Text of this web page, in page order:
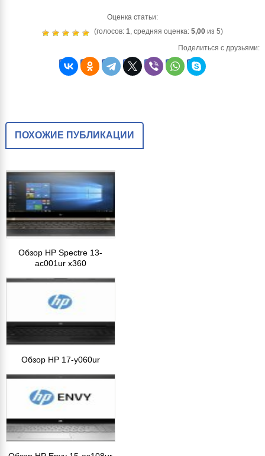
Оценка статьи:
(голосов: 1 , средняя оценка: 5,00из 5)
Поделиться с друзьями:
ПОХОЖИЕ ПУБЛИКАЦИИ
Обзор HP Spectre 13-
ac001ur x360
Обзор HP 17-y060ur